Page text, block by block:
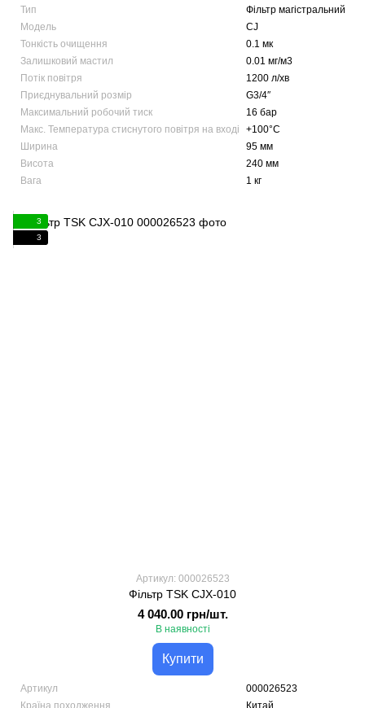
Тип
Фільтр магістральний
Модель
CJ
Тонкість очищення
0.1 мк
Залишковий мастил
0.01 мг/м3
Потік повітря
1200 л/хв
Приєднувальний розмір
G3/4″
Максимальний робочий тиск
16 бар
Макс. Температура стиснутого повітря на вході
+100°C
Ширина
95 мм
Висота
240 мм
Вага
1 кг
3
3
Артикул: 000026523
Фільтр TSK CJX-010
4 040.00 грн/шт.
В наявності
Купити
Артикул
000026523
Країна походження
Китай